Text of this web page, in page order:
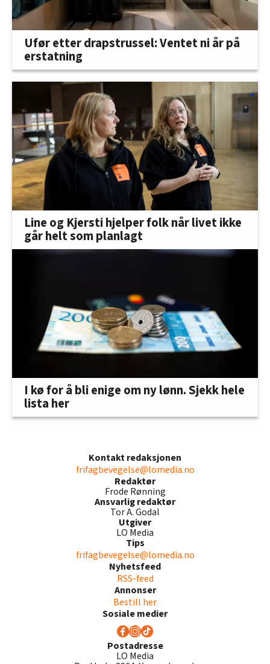
Ufør etter drapstrussel: Ventet ni år på
erstatning
Line og Kjersti hjelper folk når livet ikke
går helt som planlagt
I kø for å bli enige om ny lønn. Sjekk hele
lista her
Kontakt redaksjonen
frifagbevegelse@lomedia.no
Redaktør
Frode Rønning
Ansvarlig redaktør
Tor A. Godal
Utgiver
LO Media
Tips
frifagbevegelse@lomedia.no
Nyhetsfeed
RSS-feed
Annonser
Bestill her
Sosiale medier
Postadresse
LO Media